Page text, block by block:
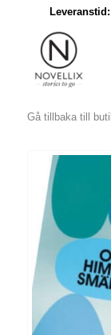
Gå tillbaka till